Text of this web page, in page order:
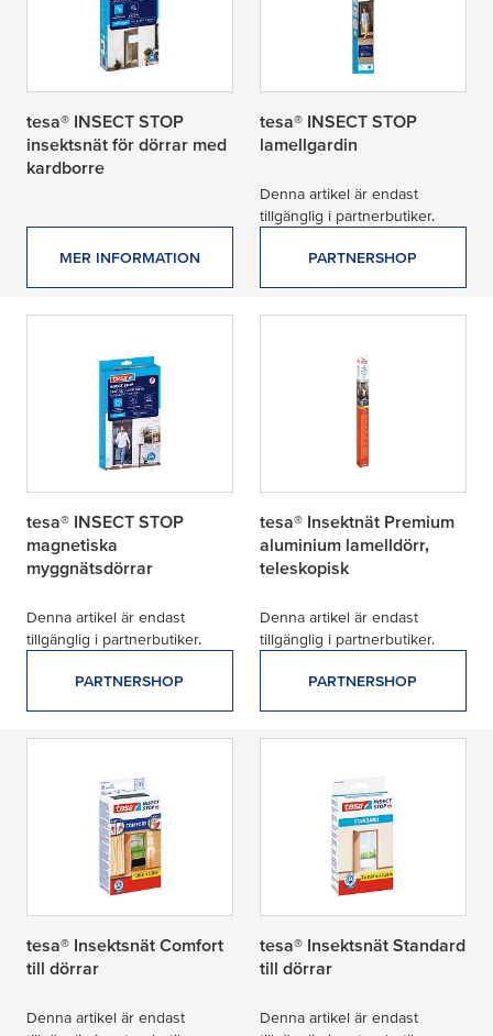
tesa® INSECT STOP
insektsnät för dörrar med
kardborre
MER INFORMATION
tesa® INSECT STOP
lamellgardin
Denna artikel är endast
tillgänglig i partnerbutiker.
PARTNERSHOP
tesa® INSECT STOP
magnetiska
myggnätsdörrar
Denna artikel är endast
tillgänglig i partnerbutiker.
PARTNERSHOP
tesa® Insektnät Premium
aluminium lamelldörr,
teleskopisk
Denna artikel är endast
tillgänglig i partnerbutiker.
PARTNERSHOP
tesa® Insektsnät Comfort
till dörrar
Denna artikel är endast
tesa® Insektsnät Standard
till dörrar
Denna artikel är endast